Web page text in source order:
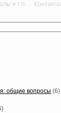
и т.п. Контакты
общие вопросы (6)